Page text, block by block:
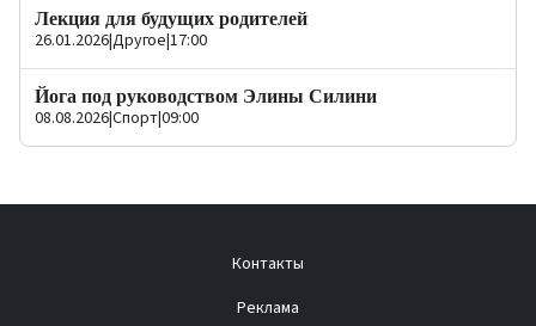
Лекция для будущих родителей
26.01.2026|Другое|17:00
Йога под руководством Элины Силини
08.08.2026|Спорт|09:00
Контакты
Реклама